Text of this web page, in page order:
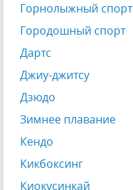
Горнолыжный спорт
Городошный спорт
Дартс
Джиу-джитсу
Дзюдо
Зимнее плавание
Кендо
Кикбоксинг
Киокусинкай